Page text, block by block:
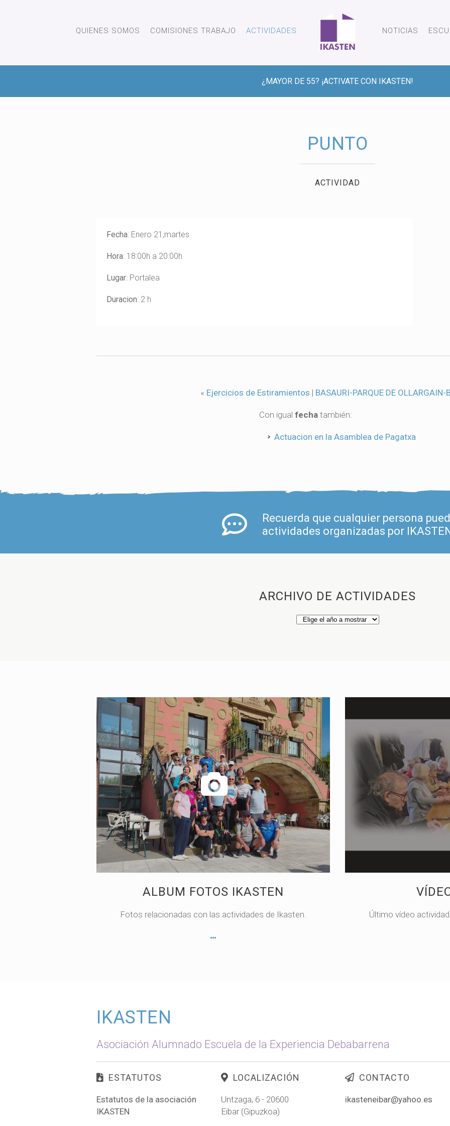
QUIENES SOMOS COMISIONES TRABAJO ACTIVIDADES NOTICIAS
¿MAYOR DE 55? ¡ACTIVATE CON IKASTEN!
PUNTO
ACTIVIDAD
Fecha: Enero 21,martes
Hora: 18:00h a 20:00h
Lugar: Portalea
Duracion: 2 h
« Ejercicios de Estiramientos | BASAURI-PARQUE DE OLLARGAIN-
Con igual fecha también:
Actuacion en la Asamblea de Pagatxa
Recuerda que cualquier persona
actividades organizadas por
ARCHIVO DE ACTIVIDADES
ALBUM FOTOS IKASTEN
Fotos relacionadas con las actividades de Ikasten. Último vídeo
IKASTEN
Asociación Alumnado Escuela de la Experiencia Debabarrena
ESTATUTOS
Estatutos de la asociación
IKASTEN
LOCALIZACIÓN
Untzaga, 6 - 20600
Eibar (Gipuzkoa)
CONTACTO
ikasteneibar@yahoo.es